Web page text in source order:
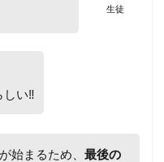
生徒
しい‼
始まるため、 最後の